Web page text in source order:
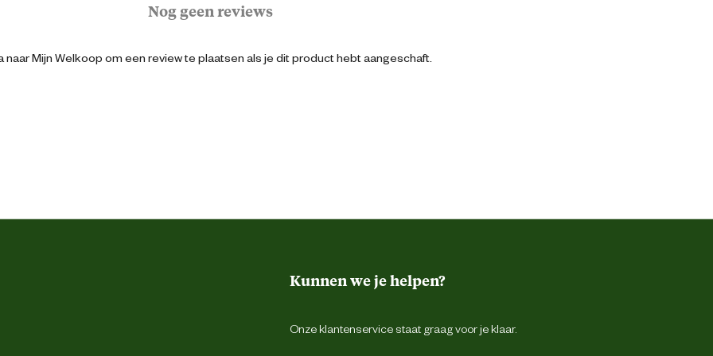
verwerkt wat er voor zorgt dat de
14.4 cm
Nog geen reviews
naar Mijn Welkoop om een review te plaatsen als je dit product hebt aangeschaft.
Kunnen we je helpen?
Onze klantenservice staat graag voor je klaar.